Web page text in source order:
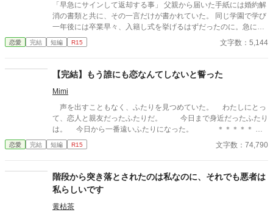
「早急にサインして返却する事」 父親から届いた手紙には婚約解
消の書類と共に、その一言だけが書かれていた。 同じ学園で学び
一年後には卒業早々、入籍し式を挙げるはずだったのに。急にな
ぜ？訳が分からない。 直接会って訳を聞かねば 注)女性が怪我し
てます。苦手な方は回避でお願いします。 男性視点 四話完結済
恋愛 完結 短編 R15 文字数：5,144
【完結】もう誰にも恋なんてしないと誓った
Mimi
声を出すこともなく、ふたりを見つめていた。 わたしにとっ
て、恋人と親友だったふたりだ。 今日まで身近だったふたり
は。 今日から一番遠いふたりになった。 ＊＊＊＊＊
伯爵家の後継者シンシアは、友人アイリスから交際相手としてお
薦めだと、幼馴染みの侯爵令息キャメロンを紹介された。 徐々
掛ける。 シンシアの誕生日の婚約披露パーティーが近付いた夏
休み前のある日、シンシアは急ぐキャメロンを見掛けて彼の後を
追い、そして見てしまった。 お互いにただの幼馴染みだと口に
していた恋人と親友の口づけを…… ＊ 無自覚の上から目線
恋愛 完結 短編 R15 文字数：74,790
階段から突き落とされたのは私なのに、それでも悪者は
私らしいです
黄枯茶